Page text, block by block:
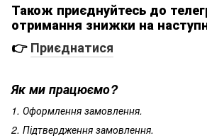
Також приєднуйтесь до
отримання знижки на
👉Приєднатися
Як ми працюємо?
1. Оформлення замовлення.
2. Підтвердження замовлення.